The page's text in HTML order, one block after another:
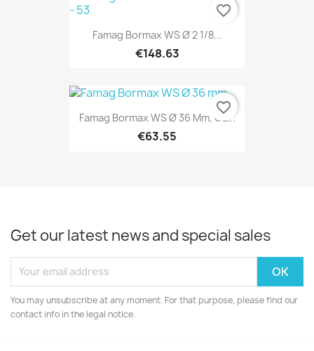
Famag Bormax WS Ø 2 1/8...
€148.63
favorite_border
Famag Bormax WS Ø 36 Mm, GL...
€63.55
favorite_border
Get our latest news and special sales
You may unsubscribe at any moment. For that purpose, please find our
contact info in the legal notice.